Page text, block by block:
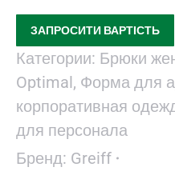
ЗАПРОСИТИ ВАРТІСТЬ
Категории: Брюки
Optimal, Форма для
корпоративная
для персонала
Бренд: Greiff